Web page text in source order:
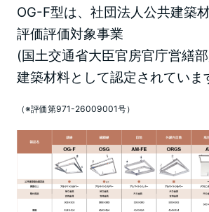
OG-F型は、社団法人公共建築
評価評価対象事業
(国土交通省大臣官房官庁営繕
建築材料として認定されていま
（※評価第971-26009001号）